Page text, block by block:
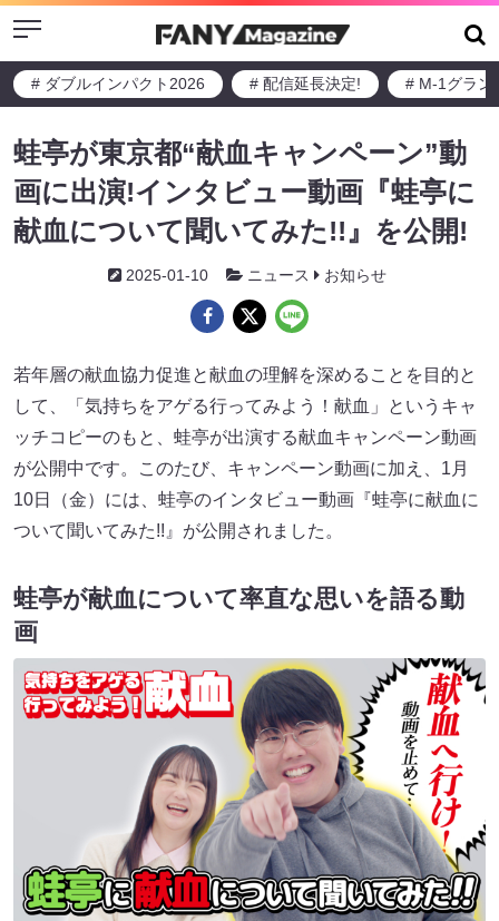
Menu
# ダブルインパクト2026 # 配信延長決定! # M-1グラン
蛙亭が東京都“献血キャンペーン”動
画に出演!インタビュー動画『蛙亭に
献血について聞いてみた!!』を公開!
2025-01-10 ニュース お知らせ
若年層の献血協力促進と献血の理解を深めることを目的と
して、「気持ちをアゲる行ってみよう！献血」というキャ
ッチコピーのもと、蛙亭が出演する献血キャンペーン動画
が公開中です。このたび、キャンペーン動画に加え、1月
10日（金）には、蛙亭のインタビュー動画『蛙亭に献血に
ついて聞いてみた!!』が公開されました。
蛙亭が献血について率直な思いを語る動
画